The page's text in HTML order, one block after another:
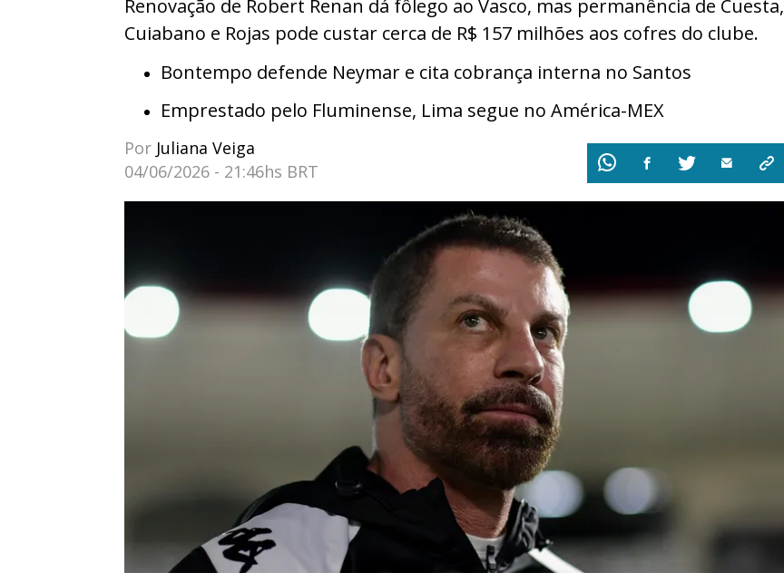
Renovação de Robert Renan dá fôlego ao Vasco, mas permanência de Cuesta,
Cuiabano e Rojas pode custar cerca de R$ 157 milhões aos cofres do clube.
Bontempo defende Neymar e cita cobrança interna no Santos
Emprestado pelo Fluminense, Lima segue no América-MEX
Por Juliana Veiga
04/06/2026 - 21:46hs BRT